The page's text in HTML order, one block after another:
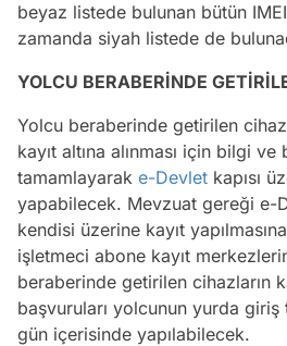
beyaz listede bulunan bütün IMEI
zamanda siyah listede de
YOLCU BERABERİNDE
Yolcu beraberinde getirilen
kayıt altına alınması için bilgi ve
tamamlayarak e-Devlet kapısı
yapabilecek. Mevzuat gereği e-
kendisi üzerine kayıt
işletmeci abone kayıt
beraberinde getirilen cihazların
başvuruları yolcunun yurda
gün içerisinde yapılabilecek.